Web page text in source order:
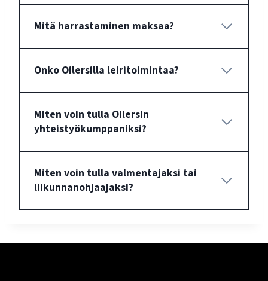
Mitä harrastaminen maksaa?
Onko Oilersilla leiritoimintaa?
Miten voin tulla Oilersin
yhteistyökumppaniksi?
Miten voin tulla valmentajaksi tai
liikunnanohjaajaksi?